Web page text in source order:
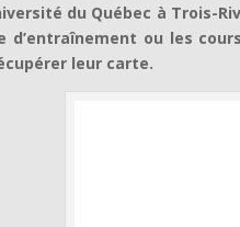
du Québec à Trois-
d’entraînement ou les
leur carte.